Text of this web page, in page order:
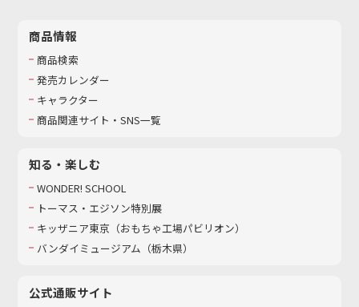
商品情報
商品検索
発売カレンダー
キャラクター
商品関連サイト・SNS一覧
知る・楽しむ
WONDER! SCHOOL
トーマス・エジソン特別展
キッザニア東京（おもちゃ工場パビリオン）​
バンダイミュージアム（栃木県）
公式通販サイト